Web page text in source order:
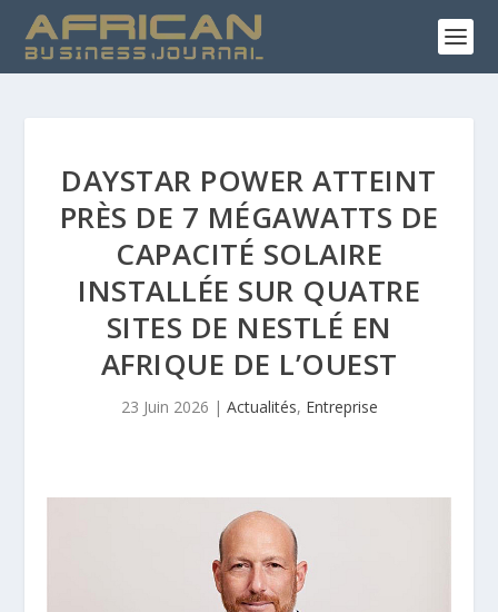
DAYSTAR POWER ATTEINT
PRÈS DE 7 MÉGAWATTS DE
CAPACITÉ SOLAIRE
INSTALLÉE SUR QUATRE
SITES DE NESTLÉ EN
AFRIQUE DE L’OUEST
23 Juin 2026 | Actualités, Entreprise